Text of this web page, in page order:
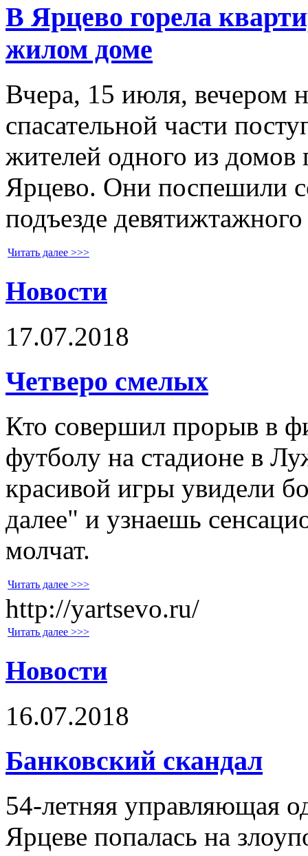
В Ярцево горела
жилом доме
Вчера, 15 июля, вечером
спасательной части
жителей одного из домов
Ярцево. Они поспешили
подъезде
Читать далее >>>
Новости
17.07.2018
Четверо смелых
Кто совершил прорыв в
футболу на стадионе в
красивой игры увидели
далее" и узнаешь
молчат.
Читать далее >>>
http://yartsevo.ru/
Читать далее >>>
Новости
16.07.2018
Банковский скандал
54-летняя управляющая
Ярцеве попалась на